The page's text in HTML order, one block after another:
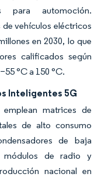
para automoción.
vehículos eléctricos
en 2030, lo que
calificados según
°C a 150 °C.
Inteligentes 5G
matrices de
de alto consumo
de baja
módulos de radio y
nacional en